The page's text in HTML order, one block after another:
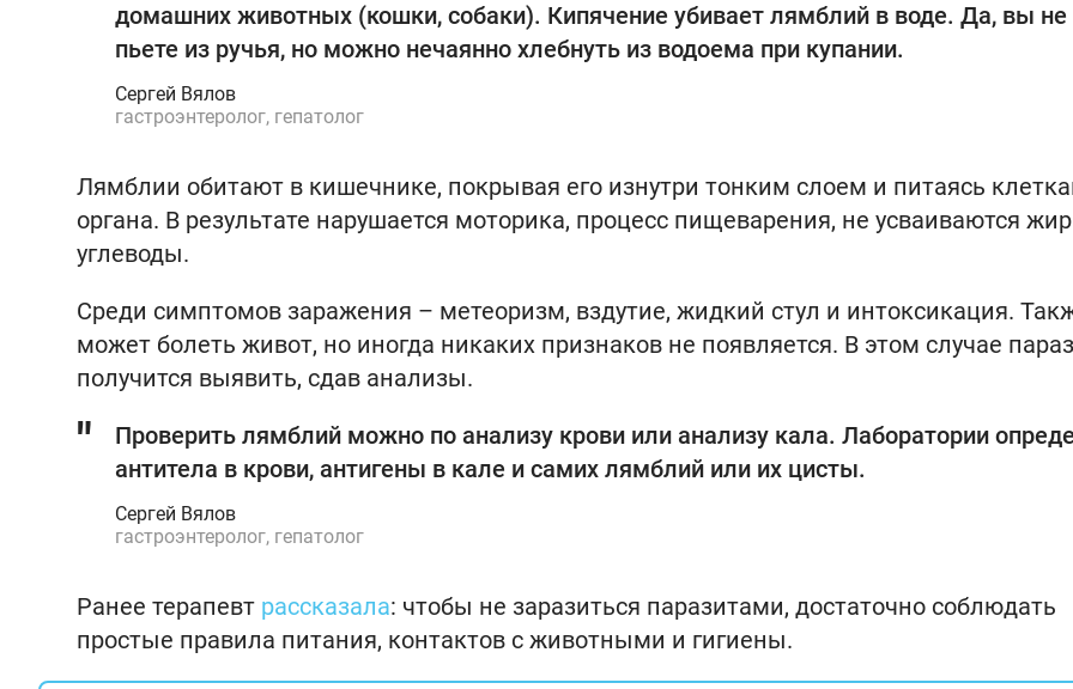
домашних животных (кошки, собаки). Кипячение убивает лямблий в воде. Да, вы не
пьете из ручья, но можно нечаянно хлебнуть из водоема при купании.
Сергей Вялов
гастроэнтеролог, гепатолог
Лямблии обитают в кишечнике, покрывая его изнутри тонким слоем и питаясь
органа. В результате нарушается моторика, процесс пищеварения, не усваиваются
углеводы.
Среди симптомов заражения – метеоризм, вздутие, жидкий стул и интоксикация.
может болеть живот, но иногда никаких признаков не появляется. В этом случае
получится выявить, сдав анализы.
Проверить лямблий можно по анализу крови или анализу кала. Лаборатории
антитела в крови, антигены в кале и самих лямблий или их цисты.
Сергей Вялов
гастроэнтеролог, гепатолог
Ранее терапевт рассказала: чтобы не заразиться паразитами, достаточно соблюдать
простые правила питания, контактов с животными и гигиены.